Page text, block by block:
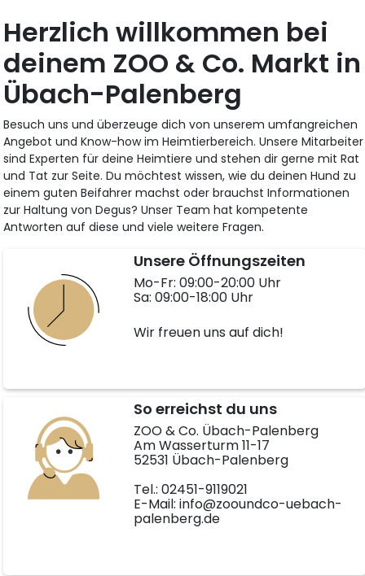
Herzlich willkommen bei
deinem ZOO & Co. Markt in
Übach-Palenberg
Besuch uns und überzeuge dich von unserem umfangreichen
Angebot und Know-how im Heimtierbereich. Unsere Mitarbeiter
sind Experten für deine Heimtiere und stehen dir gerne mit Rat
und Tat zur Seite. Du möchtest wissen, wie du deinen Hund zu
einem guten Beifahrer machst oder brauchst Informationen
zur Haltung von Degus? Unser Team hat kompetente
Antworten auf diese und viele weitere Fragen.
Unsere Öffnungszeiten
Mo-Fr: 09:00-20:00 Uhr
Sa: 09:00-18:00 Uhr
Wir freuen uns auf dich!
So erreichst du uns
ZOO & Co. Übach-Palenberg
Am Wasserturm 11-17
52531 Übach-Palenberg
Tel.: 02451-9119021
E-Mail: info@zooundco-uebach-
palenberg.de